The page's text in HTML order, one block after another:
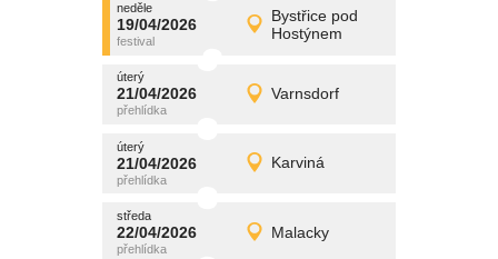
neděle
19/04/2026
Bystřice pod
Hostýnem
neděle
19/04/2026 Detail
promítání
úterý
21/04/2026 Varnsdorf
úterý
21/04/2026 Detail
promítání
úterý
21/04/2026 Karviná
úterý
21/04/2026 Detail
promítání
středa
22/04/2026 Malacky
středa
22/04/2026 Detail
promítání